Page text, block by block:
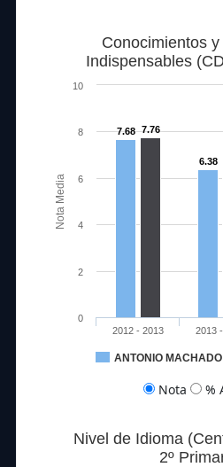
Nota Media
Conocimientos
Indispensables
7.68
6.38
7.76
ANTONIO MACHADO
2012 - 2013 2013
0
2
4
6
8
10
Nota %
Nivel de Idioma
2º